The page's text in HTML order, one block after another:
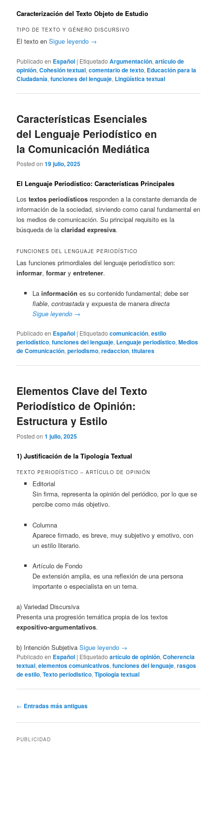
Caracterización del Texto Objeto de Estudio
TIPO DE TEXTO Y GÉNERO DISCURSIVO
El texto enSigue leyendo →
Publicado en Español | Etiquetado Argumentación,artículo de
opinión,Cohesión textual,comentario de texto, Educación para la
Ciudadanía,funciones del lenguaje, Lingüística textual
Características Esenciales
del Lenguaje Periodístico en
la Comunicación Mediática
Posted on19 julio, 2025
El Lenguaje Periodístico: Características Principales
Lostextos periodísticos responden a la constante demanda de
información de la sociedad, sirviendo como canal fundamental en
los medios de comunicación. Su principal requisito es la
búsqueda de laclaridad expresiva.
FUNCIONES DEL LENGUAJE PERIODÍSTICO
Las funciones primordiales del lenguaje periodístico son:
informar,formar yentretener.
La información es su contenido fundamental; debe ser
fiable, contrastaday expuesta de manera directa
Sigue leyendo →
Publicado en Español | Etiquetado comunicación,estilo
periodístico,funciones del lenguaje, Lenguaje periodístico,Medios
de Comunicación,periodismo,redaccion,titulares
Elementos Clave del Texto
Periodístico de Opinión:
Estructura y Estilo
Posted on1 julio, 2025
1) Justificación de la Tipología Textual
TEXTO PERIODÍSTICO – ARTÍCULO DE OPINIÓN
Editorial
Sin firma, representa la opinión del periódico, por lo que se
percibe como más objetivo.
Columna
Aparece firmado, es breve, muy subjetivo y emotivo, con
un estilo literario.
Artículo de Fondo
De extensión amplia, es una reflexión de una persona
importante o especialista en un tema.
a) Variedad Discursiva
Presenta una progresión temática propia de los textos
expositivo-argumentativos.
b) Intención SubjetivaSigue leyendo →
Publicado en Español | Etiquetado artículo de opinión,Coherencia
textual,elementos comunicativos,funciones del lenguaje,rasgos
de estilo,Texto periodistico,Tipología textual
Navegación
entradas
← Entradas más antiguas
PUBLICIDAD